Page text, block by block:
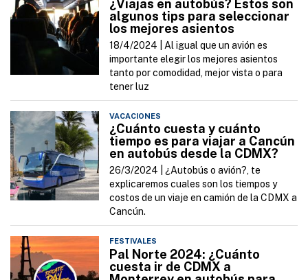
¿Viajas en autobús? Estos son
algunos tips para seleccionar
los mejores asientos
18/4/2024 |Al igual que un avión es
importante elegir los mejores asientos
tanto por comodidad, mejor vista o para
tener luz
VACACIONES
¿Cuánto cuesta y cuánto
tiempo es para viajar a Cancún
en autobús desde la CDMX?
26/3/2024 |¿Autobús o avión?, te
explicaremos cuales son los tiempos y
costos de un viaje en camión de la CDMX a
Cancún.
FESTIVALES
Pal Norte 2024: ¿Cuánto
cuesta ir de CDMX a